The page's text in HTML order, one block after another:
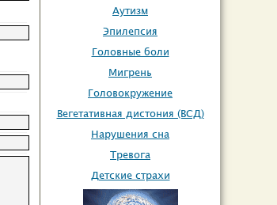
Аутизм
Эпилепсия
Головные боли
Мигрень
Головокружение
Вегетативная дистония (ВСД)
Нарушения сна
Тревога
Детские страхи